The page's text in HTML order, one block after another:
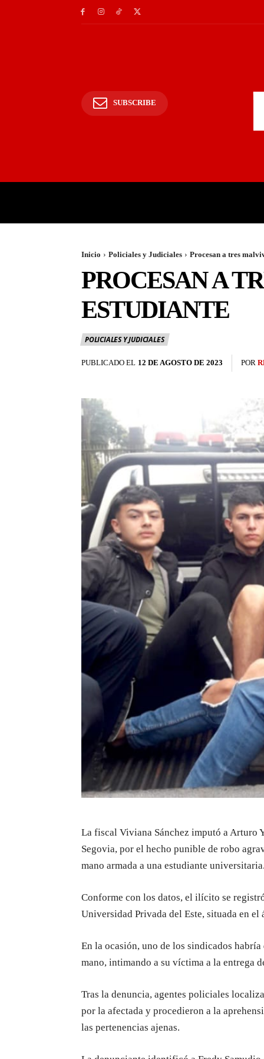
SUBSCRIBE
Inicio Policiales y Judiciales Procesan a tres
PROCESAN A
ESTUDIANTE
POLICIALES Y JUDICIALES
PUBLICADO EL 12 DE AGOSTO DE 2023 POR
La fiscal Viviana Sánchez imputó a Arturo
Segovia, por el hecho punible de robo
mano armada a una estudiante universitaria.
Conforme con los datos, el ilícito se
Universidad Privada del Este, situada en el
En la ocasión, uno de los sindicados
mano, intimando a su víctima a la entrega
Tras la denuncia, agentes policiales
por la afectada y procedieron a la
las pertenencias ajenas.